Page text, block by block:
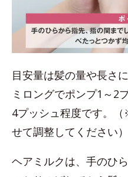
目安量は髪の量や長さ
ミロングでポンプ1～2
4プッシュ程度です。
せて調整してください）
ヘアミルクは、手のひ